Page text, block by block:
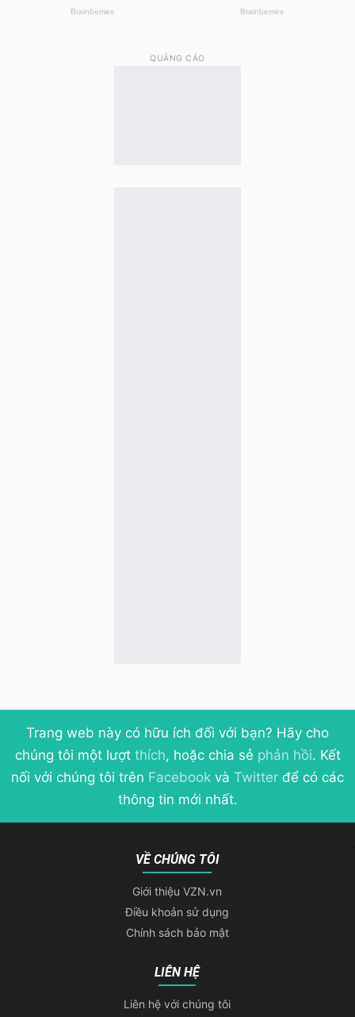
QUẢNG CÁO
Trang web này có hữu ích đối với bạn? Hãy cho
chúng tôi một lượt thích, hoặc chia sẻ phản hồi. Kết
nối với chúng tôi trên Facebook và Twitter để có các
thông tin mới nhất.
VỀ CHÚNG TÔI
Giới thiệu VZN.vn
Điều khoản sử dụng
Chính sách bảo mật
LIÊN HỆ
Liên hệ với chúng tôi